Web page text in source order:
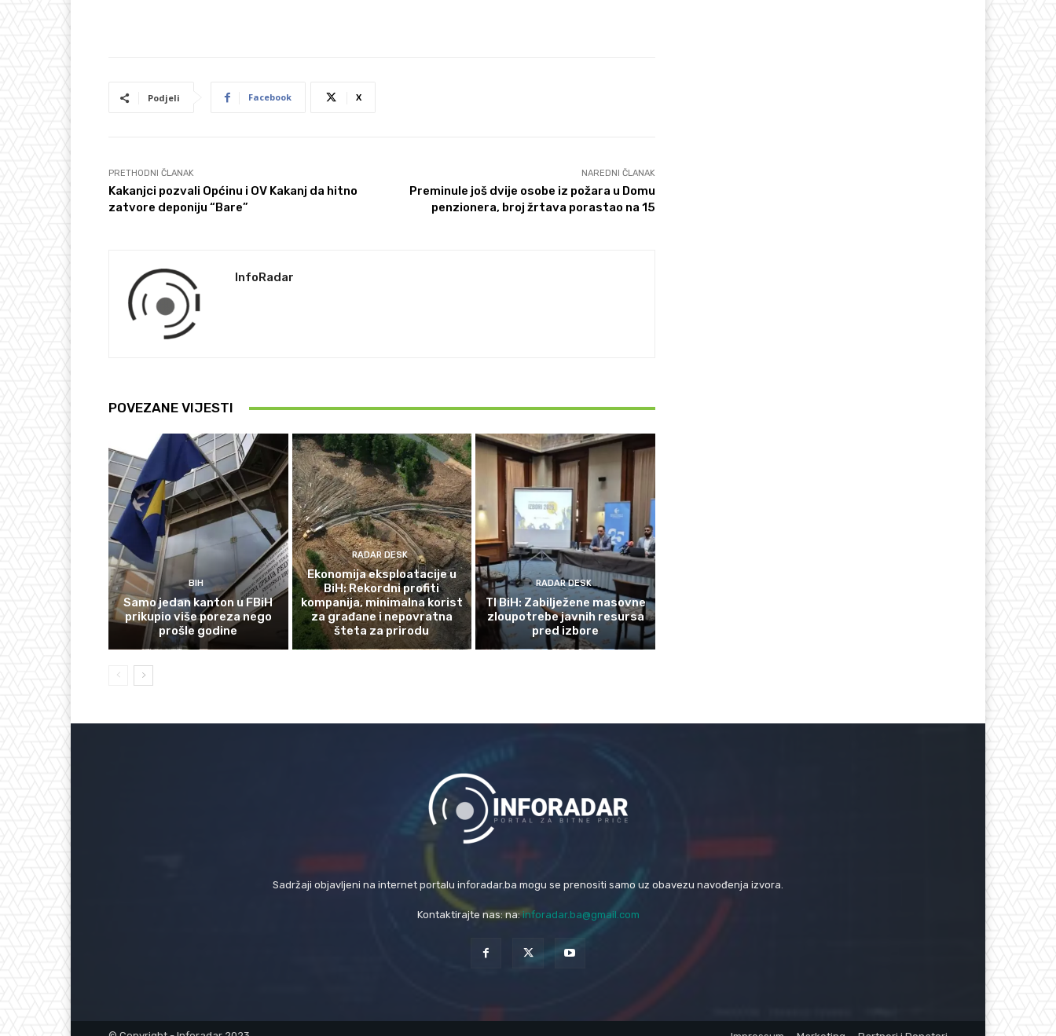
Podjeli Facebook X
PRETHODNI ČLANAK
Kakanjci pozvali Općinu i OV Kakanj da hitno
zatvore deponiju “Bare”
NAREDNI ČLANAK
Preminule još dvije osobe iz požara u Domu
penzionera, broj žrtava porastao na 15
InfoRadar
POVEZANE VIJESTI
BIH
Samo jedan kanton u FBiH
prikupio više poreza nego
prošle godine
RADAR DESK
Ekonomija eksploatacije u
BiH: Rekordni profiti
kompanija, minimalna korist
za građane i nepovratna
šteta za prirodu
RADAR DESK
TI BiH: Zabilježene masovne
zloupotrebe javnih resursa
pred izbore
Sadržaji objavljeni na internet portalu inforadar.ba mogu se prenositi samo uz obavezu navođenja izvora.
Kontaktirajte nas: na:inforadar.ba@gmail.com